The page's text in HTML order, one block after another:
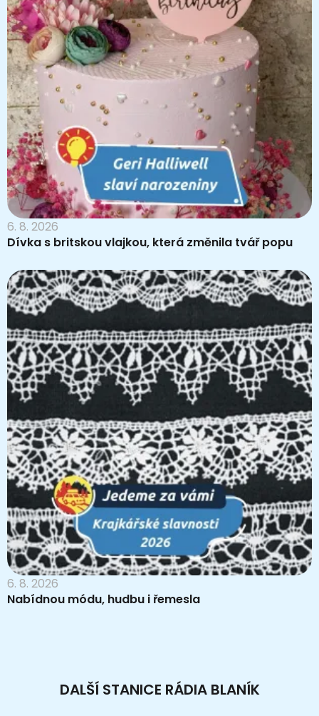
6. 8. 2026
Dívka s britskou vlajkou, která změnila tvář popu
6. 8. 2026
Nabídnou módu, hudbu i řemesla
DALŠÍ STANICE RÁDIA BLANÍK